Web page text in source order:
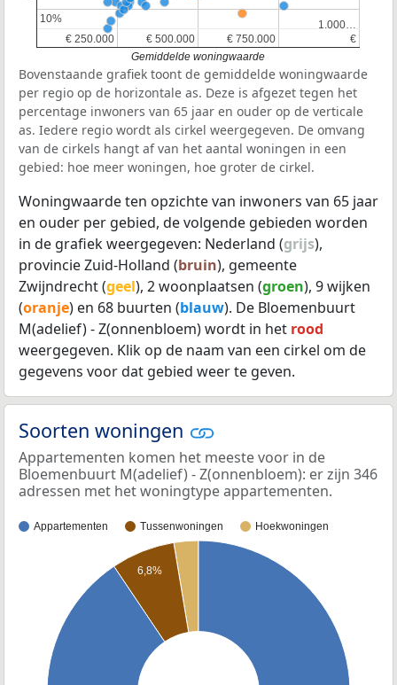
€ 250.000
€ 250.000 € 500.000
€ 500.000 € 750.000
€ 750.000 €
€
1.000…
1.000…
10%
10%
Gemiddelde woningwaarde
Bovenstaande grafiek toont de gemiddelde woningwaarde
per regio op de horizontale as. Deze is afgezet tegen het
percentage inwoners van 65 jaar en ouder op de verticale
as. Iedere regio wordt als cirkel weergegeven. De omvang
van de cirkels hangt af van het aantal woningen in een
gebied: hoe meer woningen, hoe groter de cirkel.
Woningwaarde ten opzichte van inwoners van 65 jaar
en ouder per gebied, de volgende gebieden worden
in de grafiek weergegeven: Nederland (grijs),
provincie Zuid-Holland (bruin), gemeente
Zwijndrecht (geel), 2 woonplaatsen (groen), 9 wijken
(oranje) en 68 buurten (blauw). De Bloemenbuurt
M(adelief) - Z(onnenbloem) wordt in het rood
weergegeven. Klik op de naam van een cirkel om de
gegevens voor dat gebied weer te geven.
Soorten woningen
Appartementen komen het meeste voor in de
Bloemenbuurt M(adelief) - Z(onnenbloem): er zijn 346
adressen met het woningtype appartementen.
Appartementen Tussenwoningen Hoekwoningen
6,8%